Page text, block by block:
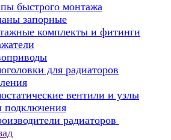
быстрого монтажа
запорные
комплекты и фитинги
для радиаторов
вентили и узлы
подключения
радиаторов